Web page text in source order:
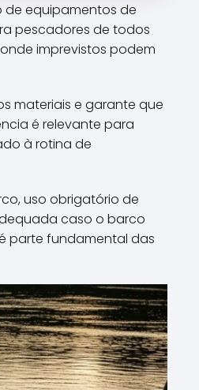
equipamentos de
pescadores de todos
imprevistos podem
materiais e garante que
é relevante para
à rotina de
uso obrigatório de
caso o barco
parte fundamental das